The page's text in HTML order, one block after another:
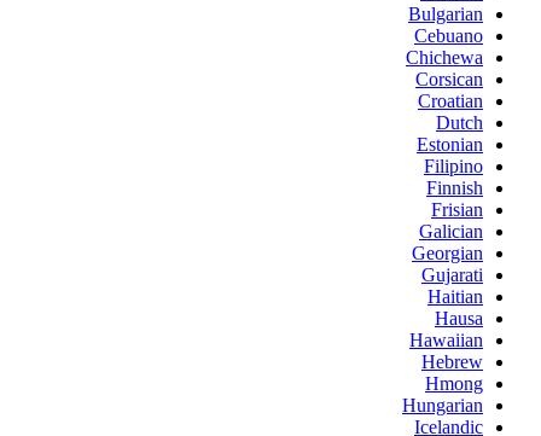
Bulgarian
Cebuano
Chichewa
Corsican
Croatian
Dutch
Estonian
Filipino
Finnish
Frisian
Galician
Georgian
Gujarati
Haitian
Hausa
Hawaiian
Hebrew
Hmong
Hungarian
Icelandic